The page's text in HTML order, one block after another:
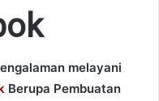
melayani
Berupa Pembuatan